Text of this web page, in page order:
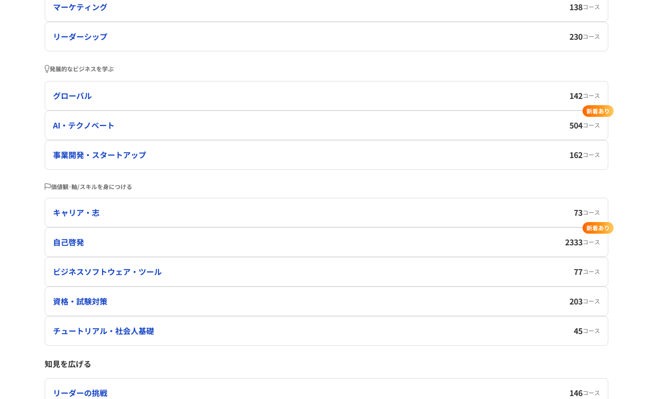
マーケティング 138コース
リーダーシップ 230コース
発展的なビジネスを学ぶ
グローバル 142コース
AI・テクノベート 504コース
新着あり
事業開発・スタートアップ 162コース
価値観･軸/スキルを身につける
キャリア・志 73コース
自己啓発 2333コース
新着あり
ビジネスソフトウェア・ツール 77コース
資格・試験対策 203コース
チュートリアル・社会人基礎 45コース
知見を広げる
リーダーの挑戦 146コース